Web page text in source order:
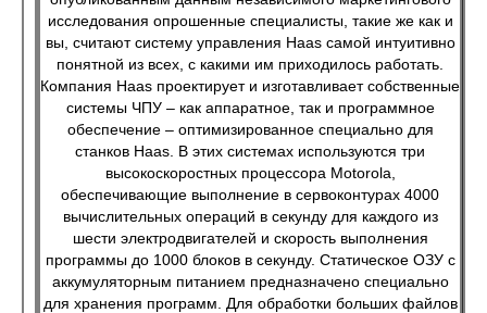
исследования опрошенные специалисты, такие же как и
вы, считают систему управления Haas самой интуитивно
понятной из всех, с какими им приходилось работать.
Компания Haas проектирует и изготавливает собственные
системы ЧПУ – как аппаратное, так и программное
обеспечение – оптимизированное специально для
станков Haas. В этих системах используются три
высокоскоростных процессора Motorola,
обеспечивающие выполнение в сервоконтурах 4000
вычислительных операций в секунду для каждого из
шести электродвигателей и скорость выполнения
программы до 1000 блоков в секунду. Статическое ОЗУ с
аккумуляторным питанием предназначено специально
для хранения программ. Для обработки больших файлов